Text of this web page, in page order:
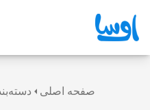
صفحه اصلی